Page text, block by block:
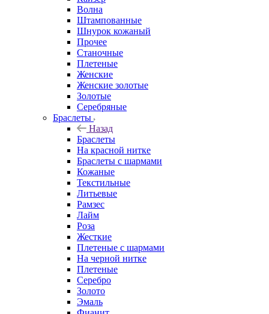
Волна
Штампованные
Шнурок кожаный
Прочее
Станочные
Плетеные
Женские
Женские золотые
Золотые
Серебряные
Браслеты
Назад
Браслеты
На красной нитке
Браслеты с шармами
Кожаные
Текстильные
Литьевые
Рамзес
Лайм
Роза
Жесткие
Плетеные с шармами
На черной нитке
Плетеные
Серебро
Золото
Эмаль